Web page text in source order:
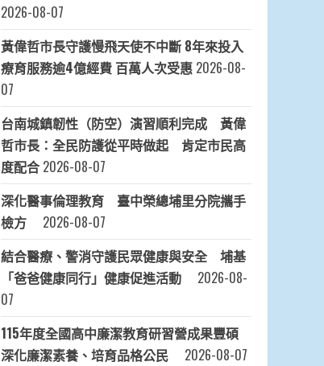
2026-08-07
黃偉哲市長守護慢飛天使不中斷 8年來投入
療育服務逾4億經費 百萬人次受惠 2026-08-
07
台南城鎮韌性（防空）演習順利完成 黃偉
哲市長：全民防護從平時做起 肯定市民高
度配合 2026-08-07
深化醫事倫理教育 臺中榮總埔里分院攜手
檢方
2026-08-07
結合醫療、警消守護民眾健康與安全 埔基
「爸爸健康同行」健康促進活動
2026-08-
07
115年度全國高中廉潔教育研習營成果豐碩
深化廉潔素養、培育品格公民
2026-08-07